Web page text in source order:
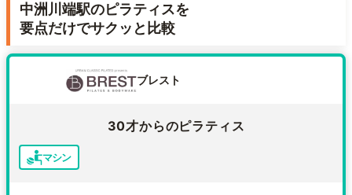
中洲川端駅のピラティスを
要点だけでサクッと比較
ブレスト
30才からのピラティス
マシン